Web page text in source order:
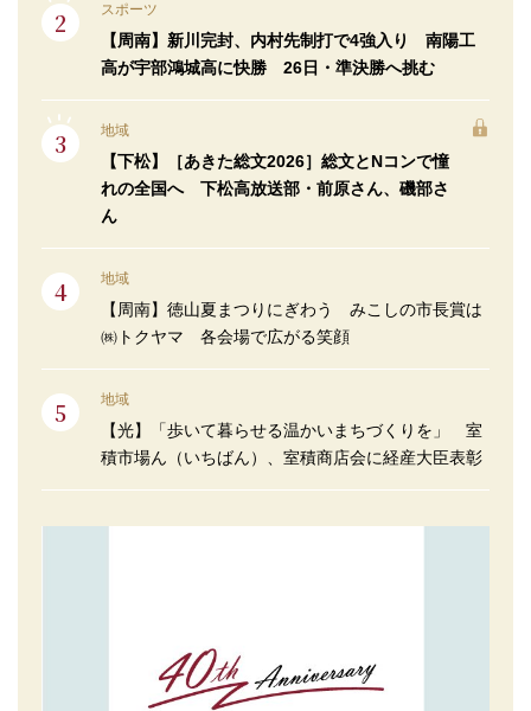
スポーツ
【周南】新川完封、内村先制打で4強入り 南陽工
高が宇部鴻城高に快勝 26日・準決勝へ挑む
地域
【下松】［あきた総文2026］総文とNコンで憧
れの全国へ 下松高放送部・前原さん、磯部さ
ん
地域
【周南】徳山夏まつりにぎわう みこしの市長賞は
㈱トクヤマ 各会場で広がる笑顔
地域
【光】「歩いて暮らせる温かいまちづくりを」 室
積市場ん（いちばん）、室積商店会に経産大臣表彰